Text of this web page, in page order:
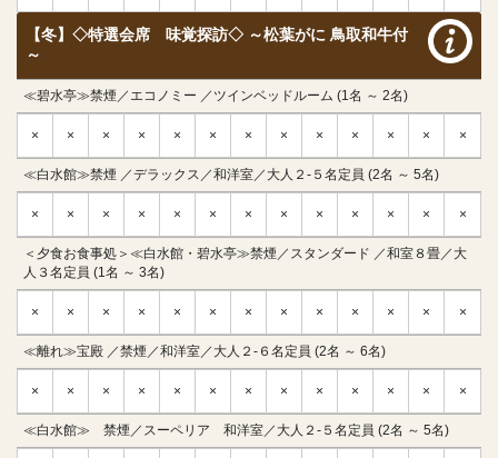
【冬】◇特選会席 味覚探訪◇ ～松葉がに 鳥取和牛付
～
≪碧水亭≫禁煙／エコノミー ／ツインベッドルーム (1名 ～ 2名)
× × × × × × × × × × × × ×
≪白水館≫禁煙 ／デラックス／和洋室／大人２-５名定員 (2名 ～ 5名)
× × × × × × × × × × × × ×
＜夕食お食事処＞≪白水館・碧水亭≫禁煙／スタンダード ／和室８畳／大
人３名定員 (1名 ～ 3名)
× × × × × × × × × × × × ×
≪離れ≫宝殿 ／禁煙／和洋室／大人２-６名定員 (2名 ～ 6名)
× × × × × × × × × × × × ×
≪白水館≫ 禁煙／スーペリア 和洋室／大人２-５名定員 (2名 ～ 5名)